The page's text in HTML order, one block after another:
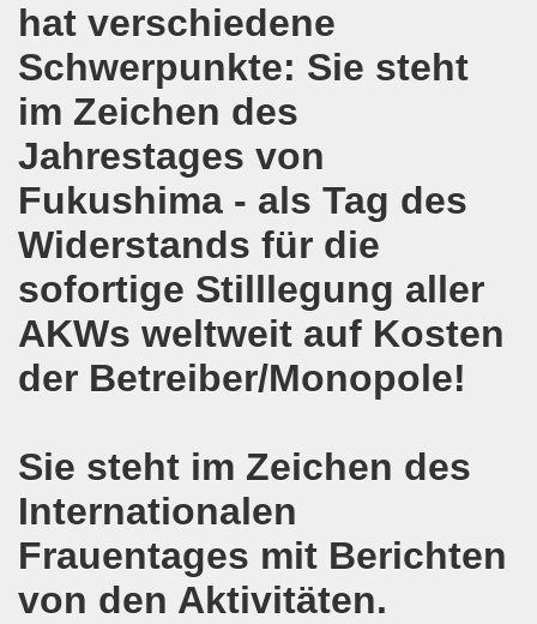
hat verschiedene
Schwerpunkte: Sie steht
im Zeichen des
Jahrestages von
Fukushima - als Tag des
Widerstands für die
sofortige Stilllegung aller
AKWs weltweit auf Kosten
der Betreiber/Monopole!
Sie steht im Zeichen des
Internationalen
Frauentages mit Berichten
von den Aktivitäten.
Gelsenkirchener Montagsdemo-Bewegung am
ist mit den streikenden Kolleginnen und mit
- der Kultursaal und das Haus des Widerstands in
ruft am 23.07.2018 mit auf zur
und wirklich sehr kreativ: Eine junge Frau ergreift
am 07.07.2018 aktiver Part bei der Düsseldorfer
am 09. Juli 2018 berichtet über NRW-weite
am 18.06.2018 als Warm-Up für die NRW-
am 28.05.2018 und am 04.06.2018 jeweils
Gelsenkirchen am 28.05.2018
Gelsenkirchener Montagsdemo-Bewegung am